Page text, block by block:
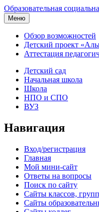
Образовательная
Меню
Обзор возможностей
Детский проект
Аттестация
Детский сад
Начальная школа
Школа
НПО и СПО
ВУЗ
Навигация
Вход/регистрация
Главная
Мой мини-сайт
Ответы на вопросы
Поиск по сайту
Сайты классов,
Сайты